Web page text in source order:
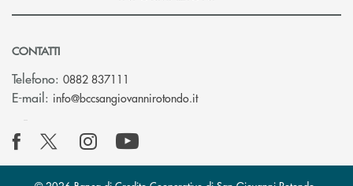
CONTATTI
Telefono: 0882 837111
E-mail: info@bccsangiovannirotondo.it(si apre l’app di posta